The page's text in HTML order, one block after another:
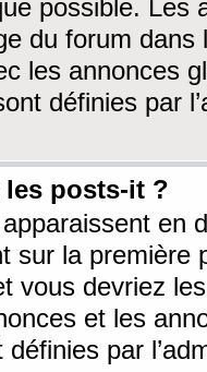
possible. Les
du forum dans
les annonces
définies par
les posts-it ?
en
sur la première
vous devriez
et les
définies par